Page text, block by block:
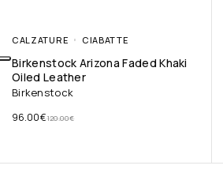
CALZATURE CIABATTE
Birkenstock Arizona Faded Khaki
Oiled Leather
Birkenstock
120.00€
96.00€